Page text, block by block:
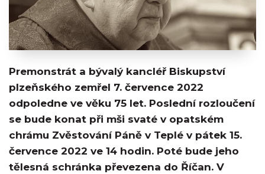
Premonstrát a bývalý kancléř Biskupství
plzeňského zemřel 7. července 2022
odpoledne ve věku 75 let. Poslední rozloučení
se bude konat při mši svaté v opatském
chrámu Zvěstování Páně v Teplé v pátek 15.
července 2022 ve 14 hodin. Poté bude jeho
tělesná schránka převezena do Říčan. V